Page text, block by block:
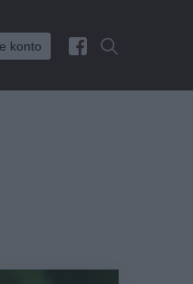
konto